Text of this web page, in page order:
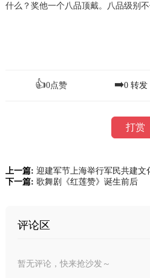
什么？奖他一个八品顶戴。八品级别
👍0点赞 ➡️0 转发
打赏
上一篇: 迎建军节上海举行军民共建文
下一篇: 歌舞剧《红莲赞》诞生前后
评论区
暂无评论，快来抢沙发～